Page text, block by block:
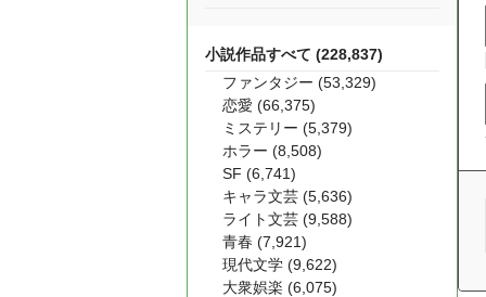
小説作品すべて (228,837)
ファンタジー (53,329)
恋愛 (66,375)
ミステリー (5,379)
ホラー (8,508)
SF (6,741)
キャラ文芸 (5,636)
ライト文芸 (9,588)
青春 (7,921)
現代文学 (9,622)
大衆娯楽 (6,075)